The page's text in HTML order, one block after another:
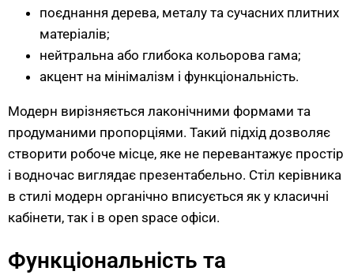
поєднання дерева, металу та сучасних плитних
матеріалів;
нейтральна або глибока кольорова гама;
акцент на мінімалізм і функціональність.
Модерн вирізняється лаконічними формами та
продуманими пропорціями. Такий підхід дозволяє
створити робоче місце, яке не перевантажує простір
і водночас виглядає презентабельно. Стіл керівника
в стилі модерн органічно вписується як у класичні
кабінети, так і в open space офіси.
Функціональність та